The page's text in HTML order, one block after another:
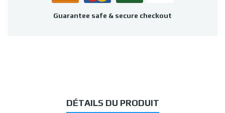
Guarantee safe & secure checkout
DÉTAILS DU PRODUIT